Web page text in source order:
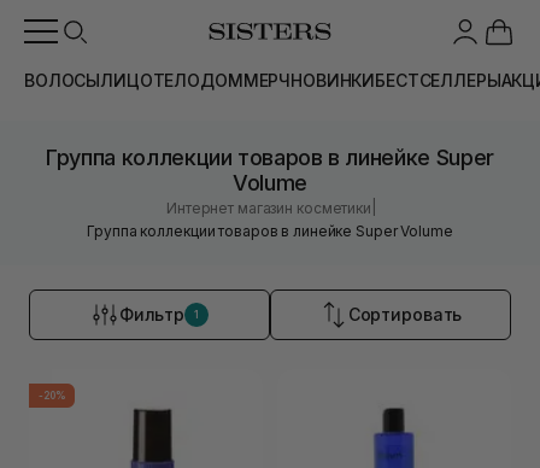
ВОЛОСЫЛИЦОТЕЛОДОММЕРЧНОВИНКИБЕСТСЕЛЛЕРЫ
Группа коллекции товаров в линейке Super
Volume
Интернет магазин косметики
Группа коллекции товаров в линейке Super Volume
Фильтр 1 Сортировать
-20%